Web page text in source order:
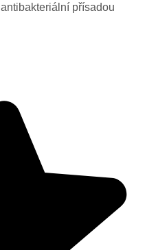
antibakteriální přísadou